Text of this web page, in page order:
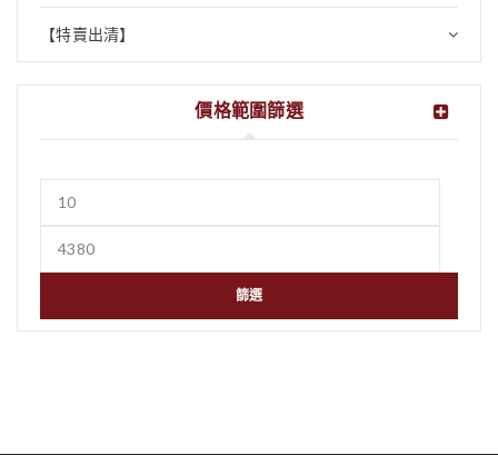
【特賣出清】
價格範圍篩選
篩選